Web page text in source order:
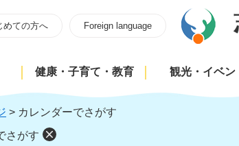
めての方へ Foreign language
健康・子育て・教育 観光・イベン
> カレンダーでさがす
さがす